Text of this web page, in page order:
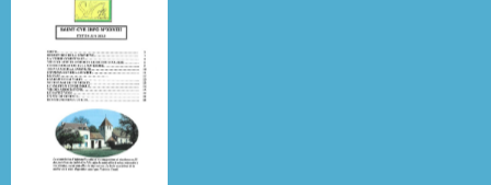
Juin 2019
N°
28